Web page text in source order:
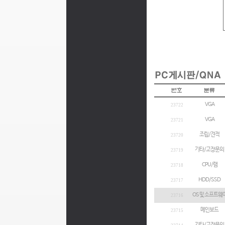
23722 VGA
23721 VGA
23720 조립/견적
23719 기타/고장문의
23718 CPU/램
23717 HDD/SSD
23716 OS 및 소프트웨
23715 메인보드